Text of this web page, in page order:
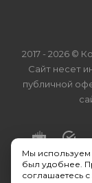
Мы используем
был удобнее.
соглашаетесь с
2017 - 2026 ©
Сайт несет
публичной